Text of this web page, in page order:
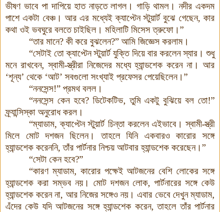
ভীষণ ভাবে পা দাপিয়ে হাত নাড়তে লাগল। গাড়ি থামল। নদীর একদম
পাশে একটা বেঞ্চ। আর এর মধ্যেই ক্যাপ্টেন স্টুয়ার্ট বুঝে গেছেন,কার
কথা ওই ভবঘুরে বলতে চাইছিল। মহিলাটি মিসেস ত্রুফো।”
“তার মানে? কী করে বুঝলেন?” আমি জিজ্ঞেস করলাম।
“সেটাই তো ক্যাপ্টেন স্টুয়ার্ট যুক্তি দিয়ে বার করলেন স্যার। শুধু
মনে রাখবেন,স্বামী-স্ত্রীরা নিজেদের মধ্যে হ্যান্ডশেক করেন না। আর
‘শূন্য’ থেকে ‘আট’ সবগুলো সংখ্যাই প্রফেসর পেয়েছিলেন।”
“ননসেন্স!” প্রমথ বলল।
“ননসেন্স কেন হবে? ডিটেকটিভ,তুমি একটু বুঝিয়ে বল তো!”
ফ্র্যান্সিস্কা অনুরোধ করল।
“ম্যাডাম,ক্যাপ্টেন স্টুয়ার্ট চিন্তা করলেন এইভাবে। স্বামী-স্ত্রী
মিলে মোট দশজন ছিলেন। তাহলে যিনি একবারও কারোর সঙ্গে
হ্যান্ডশেক করেননি,তাঁর পার্টনার নিশ্চয় আটবার হ্যান্ডশেক করেছেন।”
“সেটা কেন হবে?”
“কারণ ম্যাডাম, কারোর পক্ষেই আটজনের বেশি লোকের সঙ্গে
হ্যান্ডশেক করা সম্ভব নয়। মোট দশজন লোক, পার্টনারের সঙ্গে কেউ
হ্যান্ডশেক করেন না, আর নিজের সঙ্গেও নয়। এবার ভেবে দেখুন ম্যাডাম,
এঁদের কেউ যদি আটজনের সঙ্গে হ্যান্ডশেক করেন,তাহলে তাঁর পার্টনার